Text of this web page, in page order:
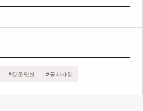
#질문답변 #공지사항